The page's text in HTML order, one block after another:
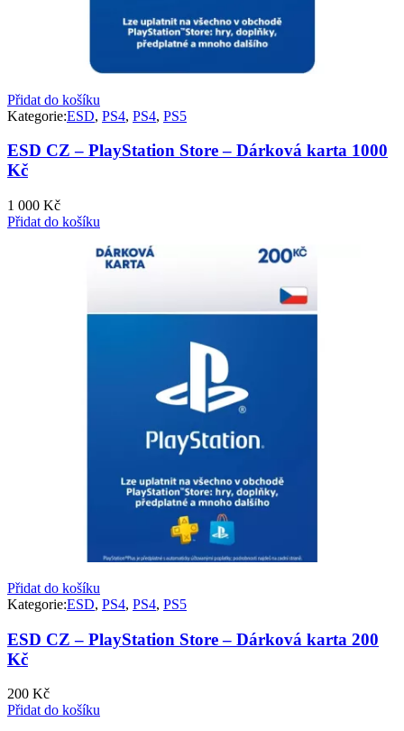
Přidat do košíku
Kategorie:ESD, PS4, PS4, PS5
ESD CZ – PlayStation Store – Dárková karta 1000
Kč
1 000 Kč
Přidat do košíku
Přidat do košíku
Kategorie:ESD, PS4, PS4, PS5
ESD CZ – PlayStation Store – Dárková karta 200
Kč
200 Kč
Přidat do košíku